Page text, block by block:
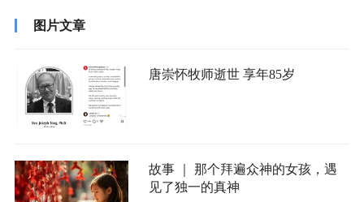
图片文章
唐崇怀牧师逝世 享年85岁
故事 ｜ 那个拜遍众神的女孩，遇
见了独一的真神